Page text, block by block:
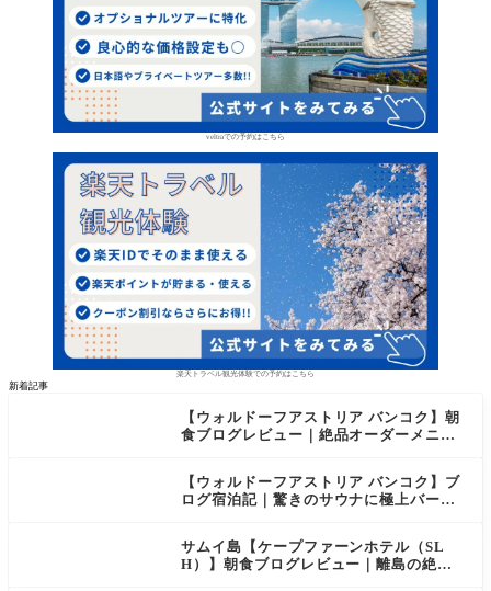
veltraでの予約はこちら
楽天トラベル観光体験での予約はこちら
新着記事
【ウォルドーフアストリア バンコク】朝
食ブログレビュー｜絶品オーダーメニュ
【ウォルドーフアストリア バンコク】ブ
ログ宿泊記｜驚きのサウナに極上バー＆
サムイ島【ケープファーンホテル（SL
H）】朝食ブログレビュー｜離島の絶景×